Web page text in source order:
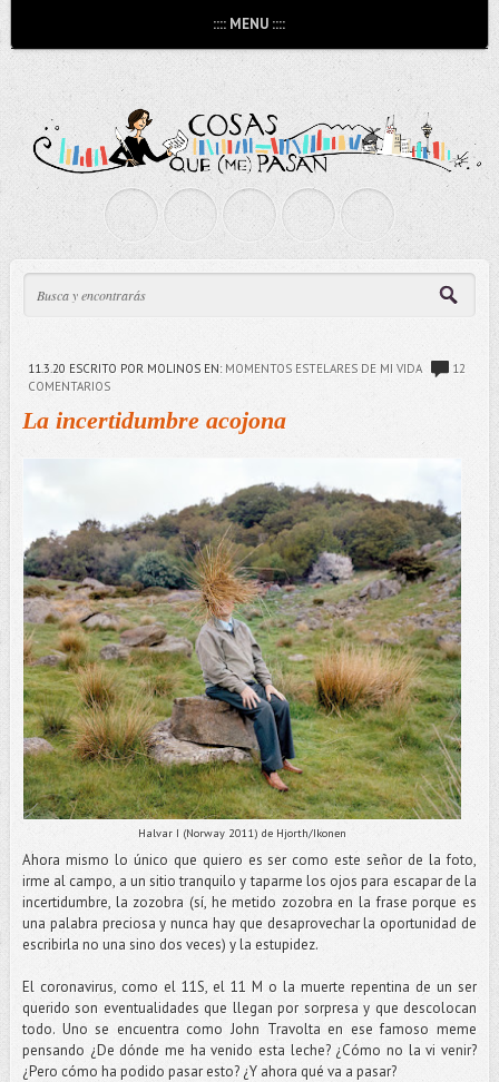
:::: MENU ::::
11.3.20 ESCRITO POR MOLINOS EN: MOMENTOS ESTELARES DE MI VIDA
12
COMENTARIOS
La incertidumbre acojona
Halvar I (Norway 2011) de Hjorth/Ikonen
Ahora mismo lo único que quiero es ser como este señor de la foto,
irme al campo, a un sitio tranquilo y taparme los ojos para escapar de la
incertidumbre, la zozobra (sí, he metido zozobra en la frase porque es
una palabra preciosa y nunca hay que desaprovechar la oportunidad de
escribirla no una sino dos veces) y la estupidez.
El coronavirus, como el 11S, el 11 M o la muerte repentina de un ser
querido son eventualidades que llegan por sorpresa y que descolocan
todo. Uno se encuentra como John Travolta en ese famoso meme
pensando ¿De dónde me ha venido esta leche? ¿Cómo no la vi venir?
¿Pero cómo ha podido pasar esto? ¿Y ahora qué va a pasar?